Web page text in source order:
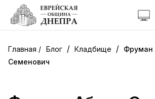
Блог / Кладбище / Фруман
Семенович